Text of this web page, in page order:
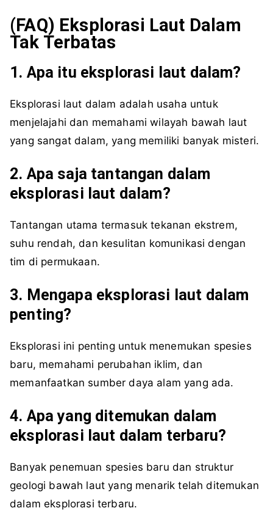
(FAQ) Eksplorasi Laut Dalam
Tak Terbatas
1. Apa itu eksplorasi laut dalam?
Eksplorasi laut dalam adalah usaha untuk
menjelajahi dan memahami wilayah bawah laut
yang sangat dalam, yang memiliki banyak misteri.
2. Apa saja tantangan dalam
eksplorasi laut dalam?
Tantangan utama termasuk tekanan ekstrem,
suhu rendah, dan kesulitan komunikasi dengan
tim di permukaan.
3. Mengapa eksplorasi laut dalam
penting?
Eksplorasi ini penting untuk menemukan spesies
baru, memahami perubahan iklim, dan
memanfaatkan sumber daya alam yang ada.
4. Apa yang ditemukan dalam
eksplorasi laut dalam terbaru?
Banyak penemuan spesies baru dan struktur
geologi bawah laut yang menarik telah ditemukan
dalam eksplorasi terbaru.